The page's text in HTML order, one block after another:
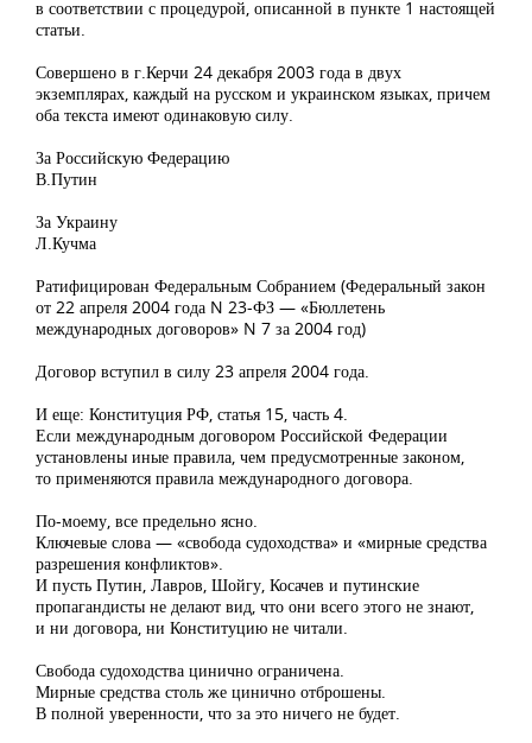
в соответствии с процедурой, описанной в пункте 1 настоящей
статьи.
Совершено в г.Керчи 24 декабря 2003 года в двух
экземплярах, каждый на русском и украинском языках, причем
оба текста имеют одинаковую силу.
За Российскую Федерацию
В.Путин
За Украину
Л.Кучма
Ратифицирован Федеральным Собранием (Федеральный закон
от 22 апреля 2004 года N 23-ФЗ — «Бюллетень
международных договоров» N 7 за 2004 год)
Договор вступил в силу 23 апреля 2004 года.
И еще: Конституция РФ, статья 15, часть 4.
Если международным договором Российской Федерации
установлены иные правила, чем предусмотренные законом,
то применяются правила международного договора.
По-моему, все предельно ясно.
Ключевые слова — «свобода судоходства» и «мирные средства
разрешения конфликтов».
И пусть Путин, Лавров, Шойгу, Косачев и путинские
пропагандисты не делают вид, что они всего этого не знают,
и ни договора, ни Конституцию не читали.
Свобода судоходства цинично ограничена.
Мирные средства столь же цинично отброшены.
В полной уверенности, что за это ничего не будет.